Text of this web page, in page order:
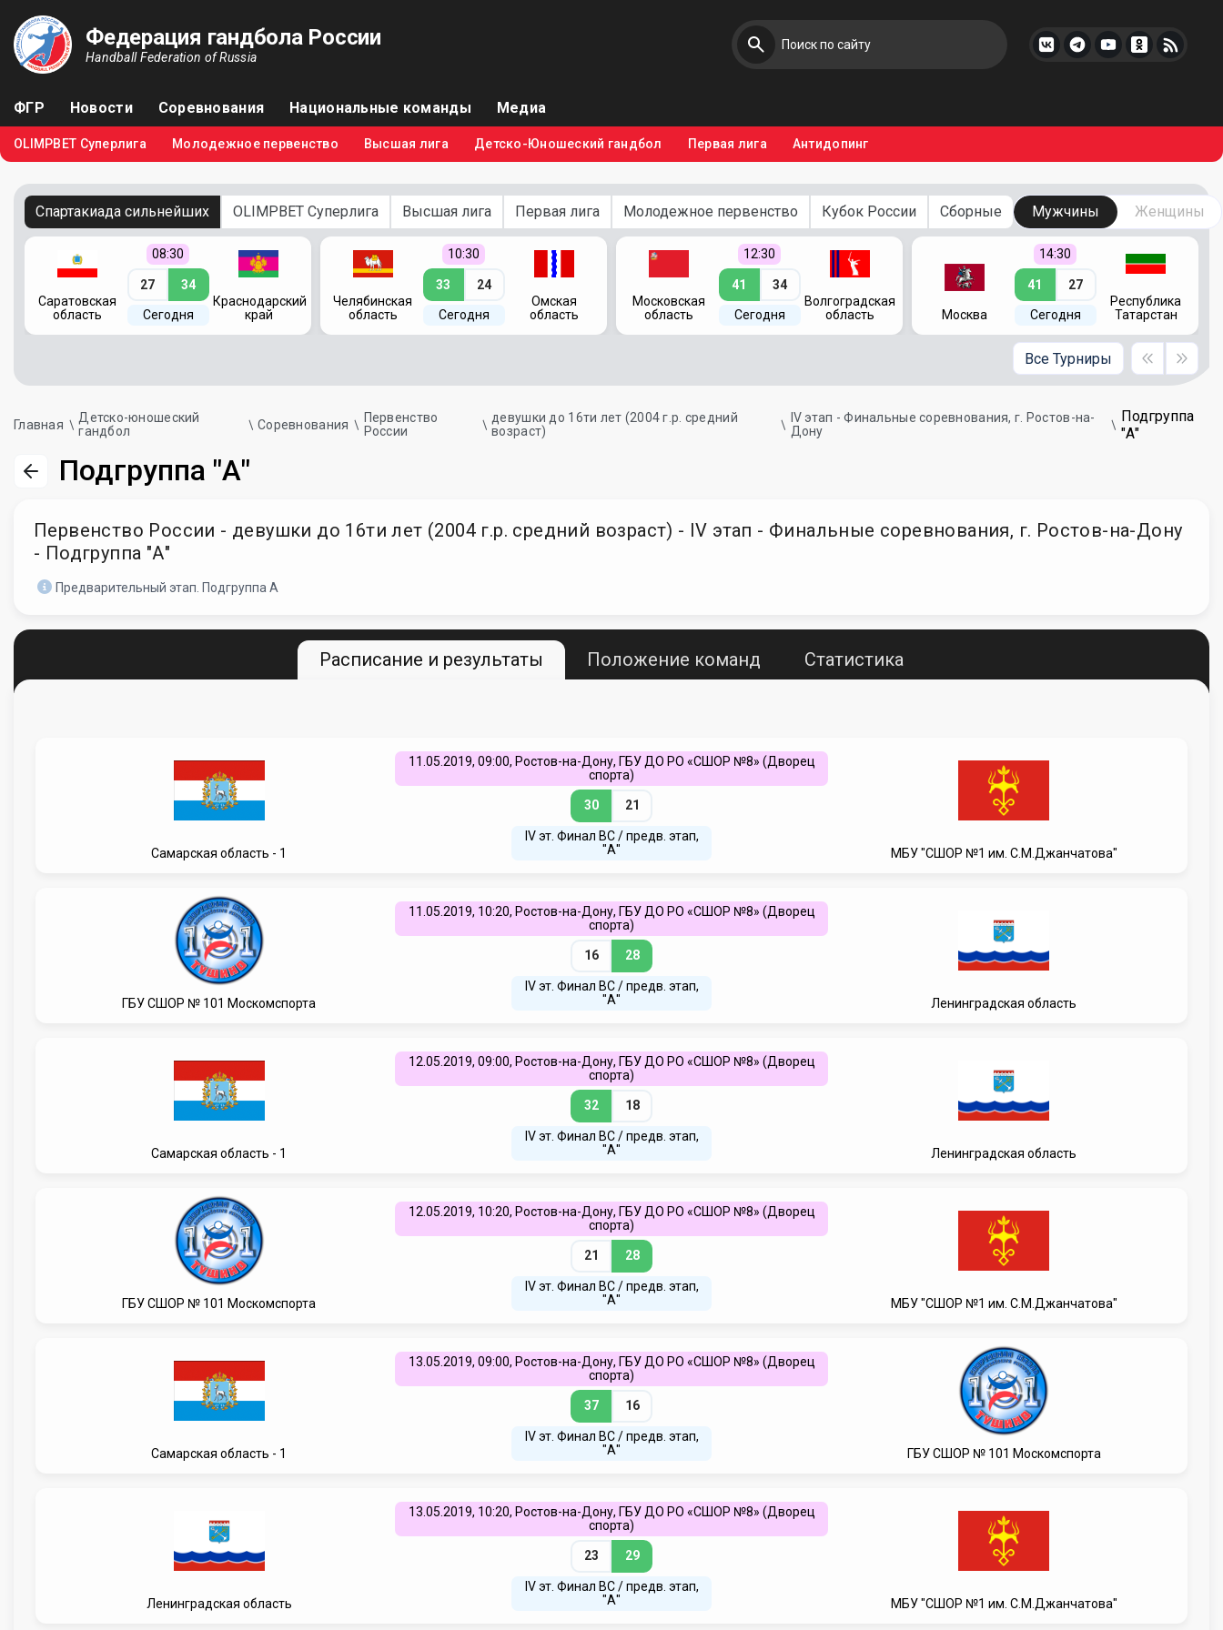
Федерация гандбола России
Handball Federation of Russia
ФГР Новости Соревнования Национальные команды Медиа
OLIMPBET Суперлига Молодежное первенство Высшая лига Детско-Юношеский гандбол Первая лига Антидопинг
Спартакиада сильнейших OLIMPBET Суперлига Высшая лига Первая лига Молодежное первенство Кубок России Сборные Мужчины Женщины
Саратовская
область
08:30
27 34
Сегодня
Краснодарский
край
Челябинская
область
10:30
33 24
Сегодня
Омская
область
Московская
область
12:30
41 34
Сегодня
Волгоградская
область
Москва
14:30
41 27
Сегодня
Республика
Татарстан
Все Турниры
Главная
Детско-юношеский
гандбол
Соревнования
Первенство
России
девушки до 16ти лет (2004 г.р. средний
возраст)
IV этап - Финальные соревнования, г. Ростов-на-
Дону
Подгруппа
"А"
Подгруппа "А"
Первенство России - девушки до 16ти лет (2004 г.р. средний возраст) - IV этап - Финальные соревнования, г. Ростов-на-Дону
- Подгруппа "А"
Предварительный этап. Подгруппа А
Расписание и результаты Положение команд Статистика
Самарская область - 1
11.05.2019, 09:00, Ростов-на-Дону, ГБУ ДО РО «СШОР №8» (Дворец
спорта)
30 21
IV эт. Финал ВC / предв. этап,
"А"
МБУ "СШОР №1 им. С.М.Джанчатова"
ГБУ CШОР № 101 Москомспорта
11.05.2019, 10:20, Ростов-на-Дону, ГБУ ДО РО «СШОР №8» (Дворец
спорта)
16 28
IV эт. Финал ВC / предв. этап,
"А"
Ленинградская область
Самарская область - 1
12.05.2019, 09:00, Ростов-на-Дону, ГБУ ДО РО «СШОР №8» (Дворец
спорта)
32 18
IV эт. Финал ВC / предв. этап,
"А"
Ленинградская область
ГБУ CШОР № 101 Москомспорта
12.05.2019, 10:20, Ростов-на-Дону, ГБУ ДО РО «СШОР №8» (Дворец
спорта)
21 28
IV эт. Финал ВC / предв. этап,
"А"
МБУ "СШОР №1 им. С.М.Джанчатова"
Самарская область - 1
13.05.2019, 09:00, Ростов-на-Дону, ГБУ ДО РО «СШОР №8» (Дворец
спорта)
37 16
IV эт. Финал ВC / предв. этап,
"А"
ГБУ CШОР № 101 Москомспорта
Ленинградская область
13.05.2019, 10:20, Ростов-на-Дону, ГБУ ДО РО «СШОР №8» (Дворец
спорта)
23 29
IV эт. Финал ВC / предв. этап,
"А"
МБУ "СШОР №1 им. С.М.Джанчатова"